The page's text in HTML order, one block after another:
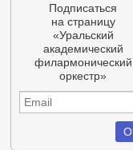
Подписаться
на страницу
«Уральский
академический
филармонический
оркестр»